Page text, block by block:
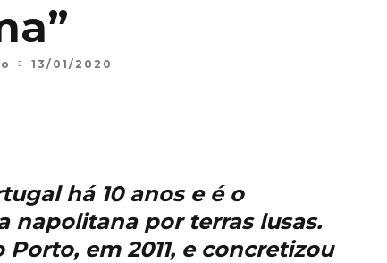
13/01/2020
há 10 anos e é o
napolitana por terras lusas.
em 2011, e concretizou